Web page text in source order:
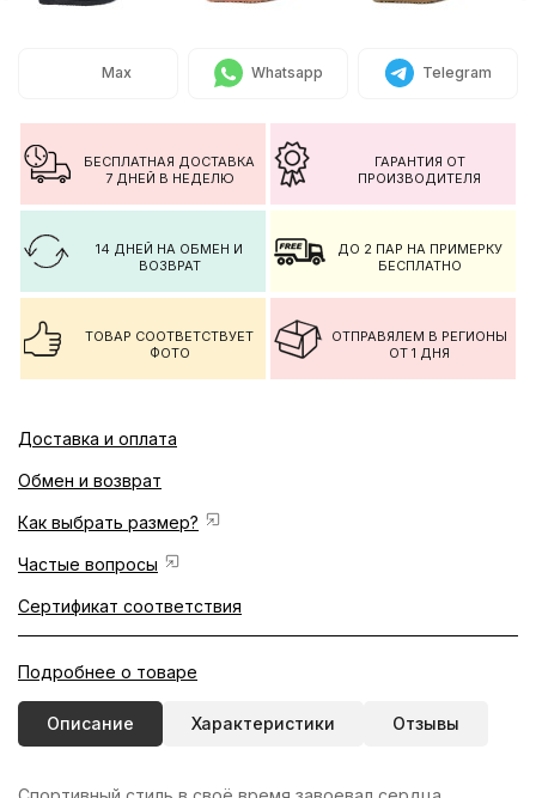
Max Whatsapp Telegram
БЕСПЛАТНАЯ ДОСТАВКА
7 ДНЕЙ В НЕДЕЛЮ
ГАРАНТИЯ ОТ
ПРОИЗВОДИТЕЛЯ
14 ДНЕЙ НА ОБМЕН И
ВОЗВРАТ
ДО 2 ПАР НА ПРИМЕРКУ
БЕСПЛАТНО
ТОВАР СООТВЕТСТВУЕТ
ФОТО
ОТПРАВЯЛЕМ В РЕГИОНЫ
ОТ 1 ДНЯ
Доставка и оплата
Обмен и возврат
Как выбрать размер?
Частые вопросы
Сертификат соответствия
Подробнее о товаре
Описание Характеристики Отзывы